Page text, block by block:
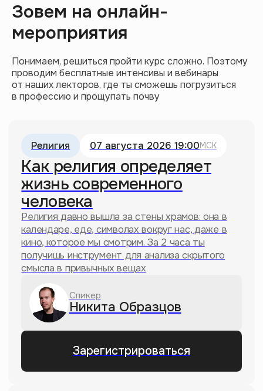
Зовем на онлайн-
мероприятия
Понимаем, решиться пройти курс сложно. Поэтому
проводим бесплатные интенсивы и вебинары
от наших лекторов, где ты сможешь погрузиться
в профессию и прощупать почву
Почему «Марти Великолепный» —
главный фильм оскаровского сезона
10.02.2026
Дизумбрационизм: как нарисовать
«мазню» и стать великим художником
22.04.2026
Почему «Наруто» стал культовым
аниме в России?